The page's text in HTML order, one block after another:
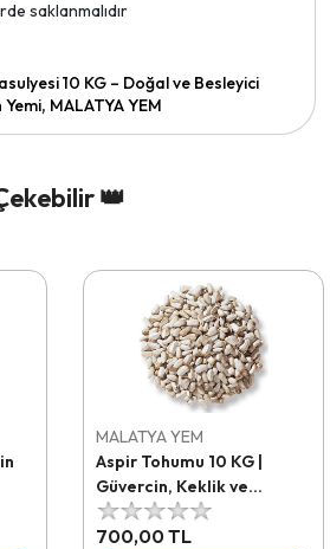
saklanmalıdır
10 KG – Doğal ve Besleyici
Yemi, MALATYA YEM
👑
MALATYA YEM
Aspir Tohumu 10 KG |
Güvercin, Keklik ve
Kanatlılar İçin Doğal Yağlı
Yem
700,00 TL